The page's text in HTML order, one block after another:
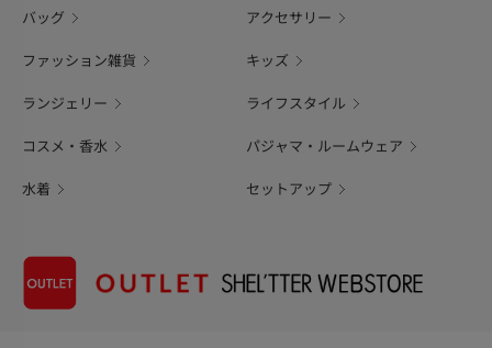
バッグ アクセサリー
ファッション雑貨 キッズ
ランジェリー ライフスタイル
コスメ・香水 パジャマ・ルームウェア
水着 セットアップ